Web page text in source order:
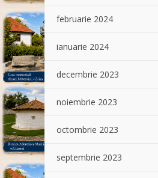
februarie 2024
ianuarie 2024
decembrie 2023
noiembrie 2023
octombrie 2023
septembrie 2023